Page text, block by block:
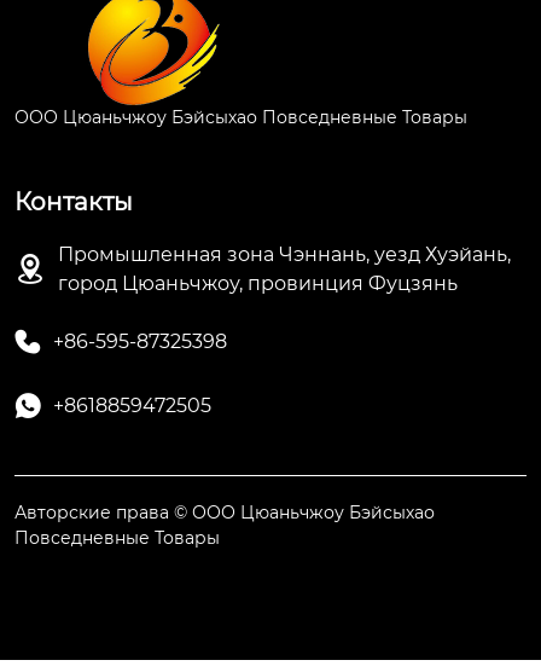
ООО Цюаньчжоу Бэйсыхао Повседневные Товары
Контакты

Промышленная зона Чэннань, уезд Хуэйань,
город Цюаньчжоу, провинция Фуцзянь
 +86-595-87325398
 +8618859472505
Авторские права © ООО Цюаньчжоу Бэйсыхао
Повседневные Товары